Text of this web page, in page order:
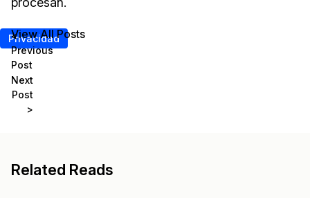
Privacidad
<
Previous
Post
Next
Post
>
View All Posts
Related Reads